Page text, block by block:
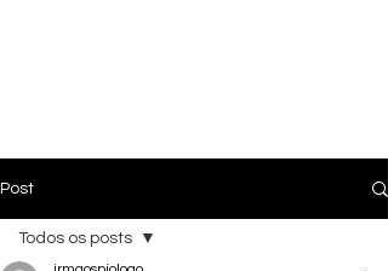
Post
Todos os posts